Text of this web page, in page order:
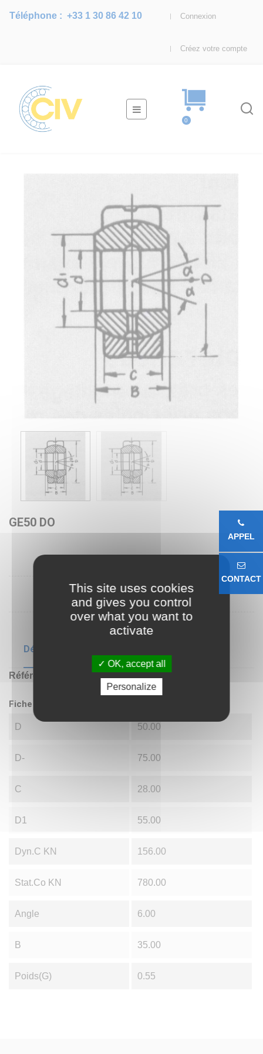
Connexion
Créez votre compte
Téléphone :+33 1 30 86 42 10
Basculer
la
☰
0
GE50 DO
Détails du produit
Référence GE50 DO
Fiche technique
D 50.00
D- 75.00
C 28.00
D1 55.00
Dyn.C KN 156.00
Stat.Co KN 780.00
Angle 6.00
B 35.00
Poids(g) 0.55
APPEL
CONTACT
This site uses cookies
and gives you control
over what you want to
activate
OK, accept all
Personalize